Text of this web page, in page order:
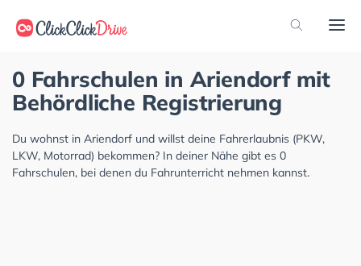
0 Fahrschulen in Ariendorf mit
Behördliche Registrierung
Du wohnst in Ariendorf und willst deine Fahrerlaubnis (PKW,
LKW, Motorrad) bekommen? In deiner Nähe gibt es 0
Fahrschulen, bei denen du Fahrunterricht nehmen kannst.